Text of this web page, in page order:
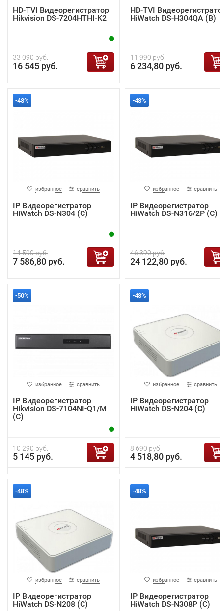
HD-TVI Видеорегистратор
Hikvision DS-7204HTHI-K2
33 090 руб.
16 545 руб.
HD-TVI
HiWatch DS-H304QA (B)
11 990 руб.
6 234,80 руб.
-48%
избранное сравнить
IP Видеорегистратор
HiWatch DS-N304 (C)
14 590 руб.
7 586,80 руб.
-48%
избранное сравнить
IP Видеорегистратор
HiWatch DS-N316/2P (C)
46 390 руб.
24 122,80 руб.
-50%
избранное сравнить
IP Видеорегистратор
Hikvision DS-7104NI-Q1/M
(C)
10 290 руб.
5 145 руб.
-48%
избранное сравнить
IP Видеорегистратор
HiWatch DS-N204 (C)
8 690 руб.
4 518,80 руб.
-48%
избранное сравнить
IP Видеорегистратор
HiWatch DS-N208 (C)
-48%
избранное сравнить
IP Видеорегистратор
HiWatch DS-N308P (С)